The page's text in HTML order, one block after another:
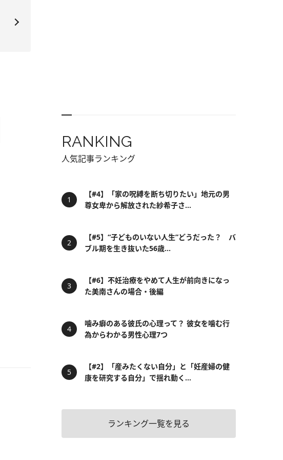
RANKING
人気記事ランキング
【#4】「家の呪縛を断ち切りたい」地元の男
尊女卑から解放された紗希子さ...
【#5】“子どものいない人生”どうだった？ バ
ブル期を生き抜いた56歳...
【#6】不妊治療をやめて人生が前向きになっ
た美南さんの場合・後編
噛み癖のある彼氏の心理って？ 彼女を噛む行
為からわかる男性心理7つ
【#2】「産みたくない自分」と「妊産婦の健
康を研究する自分」で揺れ動く...
ランキング一覧を見る